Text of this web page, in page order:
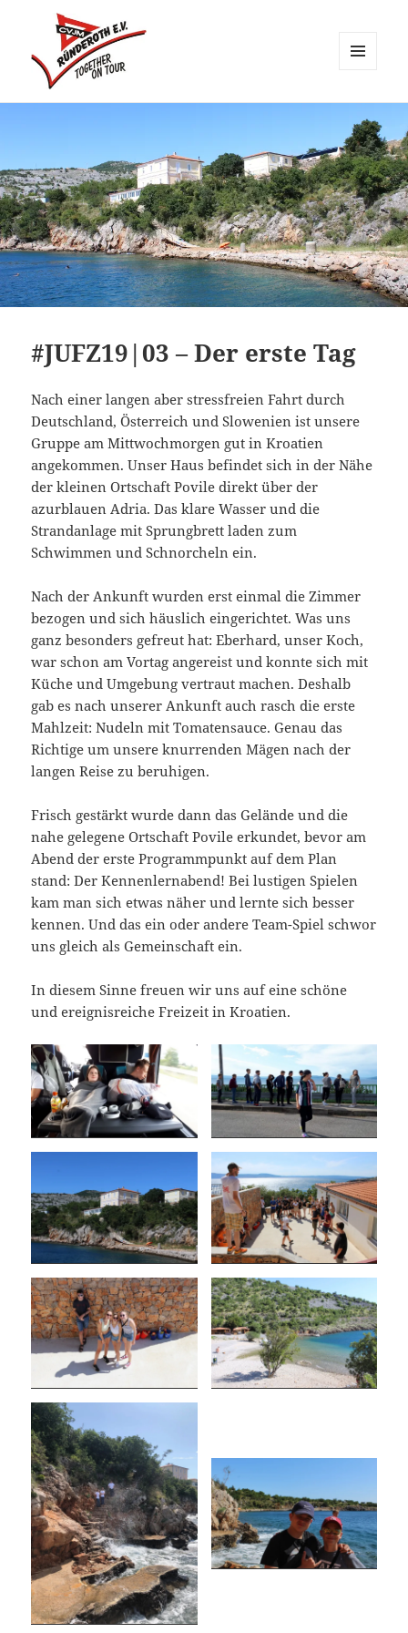
WIDGETS
#JUFZ19|03 – Der erste Tag
Nach einer langen aber stressfreien Fahrt durch
Deutschland, Österreich und Slowenien ist unsere
Gruppe am Mittwochmorgen gut in Kroatien
angekommen. Unser Haus befindet sich in der Nähe
der kleinen Ortschaft Povile direkt über der
azurblauen Adria. Das klare Wasser und die
Strandanlage mit Sprungbrett laden zum
Schwimmen und Schnorcheln ein.
Nach der Ankunft wurden erst einmal die Zimmer
bezogen und sich häuslich eingerichtet. Was uns
ganz besonders gefreut hat: Eberhard, unser Koch,
war schon am Vortag angereist und konnte sich mit
Küche und Umgebung vertraut machen. Deshalb
gab es nach unserer Ankunft auch rasch die erste
Mahlzeit: Nudeln mit Tomatensauce. Genau das
Richtige um unsere knurrenden Mägen nach der
langen Reise zu beruhigen.
Frisch gestärkt wurde dann das Gelände und die
nahe gelegene Ortschaft Povile erkundet, bevor am
Abend der erste Programmpunkt auf dem Plan
stand: Der Kennenlernabend! Bei lustigen Spielen
kam man sich etwas näher und lernte sich besser
kennen. Und das ein oder andere Team-Spiel schwor
uns gleich als Gemeinschaft ein.
In diesem Sinne freuen wir uns auf eine schöne
und ereignisreiche Freizeit in Kroatien.